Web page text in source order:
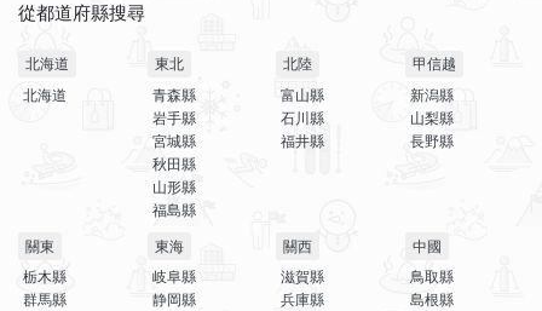
從都道府縣搜尋
北海道
北海道
東北
青森縣
岩手縣
宮城縣
秋田縣
山形縣
福島縣
北陸
富山縣
石川縣
福井縣
甲信越
新潟縣
山梨縣
長野縣
關東
栃木縣
群馬縣
東海
岐阜縣
静岡縣
關西
滋賀縣
兵庫縣
中國
鳥取縣
島根縣